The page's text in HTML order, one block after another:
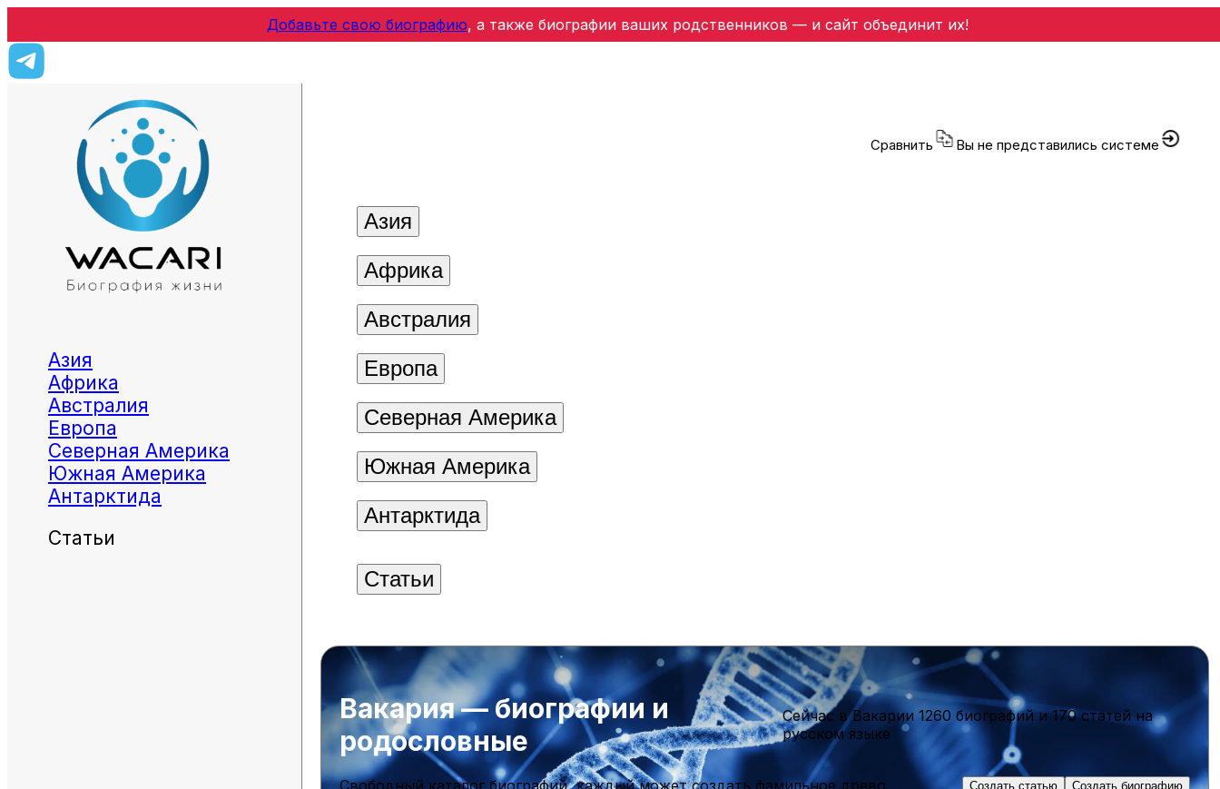
Добавьте свою биографию, а также биографии ваших родственников — и сайт объединит их!
Азия
Африка
Австралия
Европа
Северная Америка
Южная Америка
Антарктида
Статьи
Сравнить Вы не представились системе
Азия
Африка
Австралия
Европа
Северная Америка
Южная Америка
Антарктида
Статьи
Вакария — биографии и
родословные
Cейчас в Вакарии 1260 биографийи170 статейна
русском языке
Создать статью Создать биографию